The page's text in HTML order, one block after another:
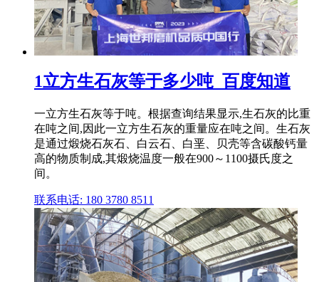
1立方生石灰等于多少吨_百度知道
一立方生石灰等于吨。根据查询结果显示,生石灰的比重
在吨之间,因此一立方生石灰的重量应在吨之间。生石灰
是通过煅烧石灰石、白云石、白垩、贝壳等含碳酸钙量
高的物质制成,其煅烧温度一般在900～1100摄氏度之
间。
联系电话: 180 3780 8511